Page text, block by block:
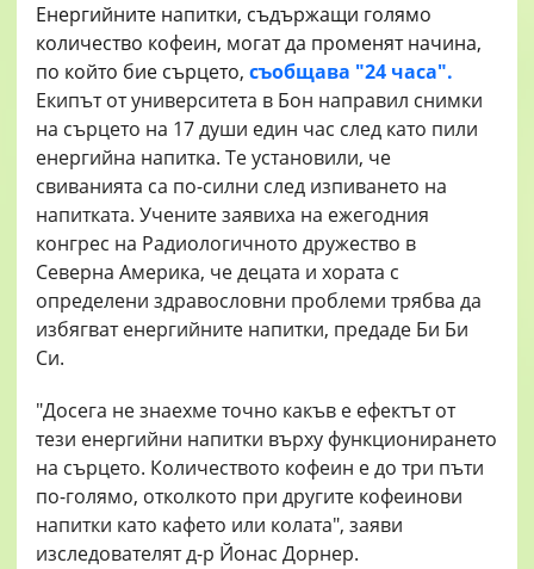
Енергийните напитки, съдържащи голямо
количество кофеин, могат да променят начина,
по който бие сърцето, съобщава "24 часа".
Екипът от университета в Бон направил снимки
на сърцето на 17 души един час след като пили
енергийна напитка. Те установили, че
свиванията са по-силни след изпиването на
напитката. Учените заявиха на ежегодния
конгрес на Радиологичното дружество в
Северна Америка, че децата и хората с
определени здравословни проблеми трябва да
избягват енергийните напитки, предаде Би Би
Си.
"Досега не знаехме точно какъв е ефектът от
тези енергийни напитки върху функционирането
на сърцето. Количеството кофеин е до три пъти
по-голямо, отколкото при другите кофеинови
напитки като кафето или колата", заяви
изследователят д-р Йонас Дорнер.